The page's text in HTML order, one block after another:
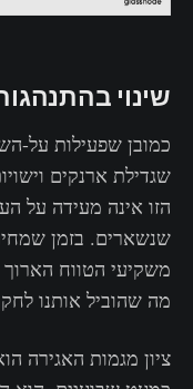
‌שינוי
כמובן שפעילות על-
שגדילת ארנקים
הזו אינה מעידה על
שנשארים. בזמן
משקיעי הטווח הארוך
מה שהוביל אותנו
ציון מגמות האגירה